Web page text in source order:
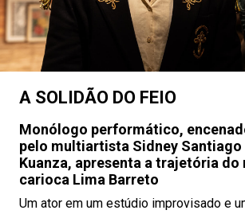
A SOLIDÃO DO FEIO
Monólogo performático,
pelo multiartista Sidney Santiago
Kuanza, apresenta a trajetória
carioca Lima Barreto
Um ator em um estúdio improvisado e